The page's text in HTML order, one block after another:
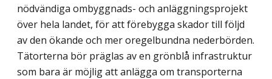
nödvändiga ombyggnads- och anläggningsprojekt
över hela landet, för att förebygga skador till följd
av den ökande och mer oregelbundna nederbörden.
Tätorterna bör präglas av en grönblå infrastruktur
som bara är möjlig att anlägga om transporterna